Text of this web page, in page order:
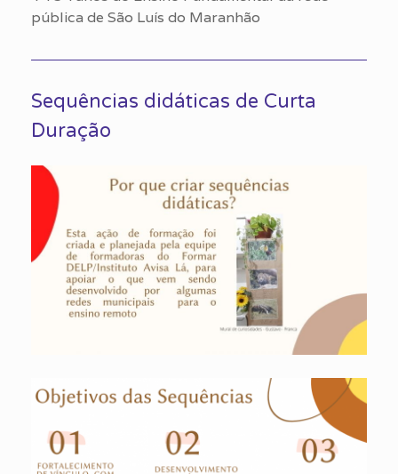
pública de São Luís do Maranhão
Sequências didáticas de Curta
Duração